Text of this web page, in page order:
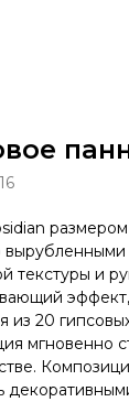
текстуры и
из 20
мгновенно